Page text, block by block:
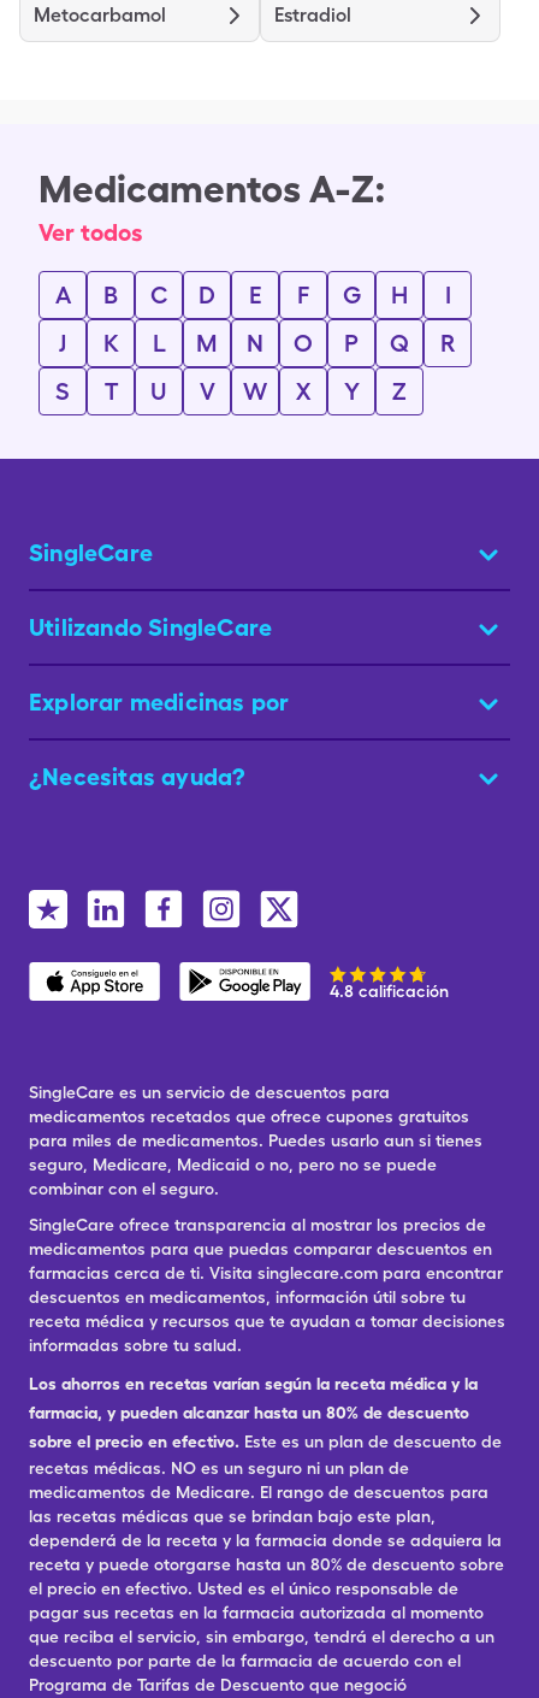
Metocarbamol Estradiol
Medicamentos A-Z:
Ver todos
A B C D E F G H
I
J
K L M N O P Q
R
S
T U V W X Y Z
SingleCare
Utilizando SingleCare
Explorar medicinas por
¿Necesitas ayuda?
4.8 calificación
SingleCare es un servicio de descuentos para
medicamentos recetados que ofrece cupones gratuitos
para miles de medicamentos. Puedes usarlo aun si tienes
seguro, Medicare, Medicaid o no, pero no se puede
combinar con el seguro.
SingleCare ofrece transparencia al mostrar los precios de
medicamentos para que puedas comparar descuentos en
farmacias cerca de ti. Visita singlecare.com para encontrar
descuentos en medicamentos, información útil sobre tu
receta médica y recursos que te ayudan a tomar decisiones
informadas sobre tu salud.
Los ahorros en recetas varían según la receta médica y la
farmacia, y pueden alcanzar hasta un 80% de descuento
sobre el precio en efectivo. Este es un plan de descuento de
recetas médicas. NO es un seguro ni un plan de
medicamentos de Medicare. El rango de descuentos para
las recetas médicas que se brindan bajo este plan,
dependerá de la receta y la farmacia donde se adquiera la
receta y puede otorgarse hasta un 80% de descuento sobre
el precio en efectivo. Usted es el único responsable de
pagar sus recetas en la farmacia autorizada al momento
que reciba el servicio, sin embargo, tendrá el derecho a un
descuento por parte de la farmacia de acuerdo con el
Programa de Tarifas de Descuento que negoció